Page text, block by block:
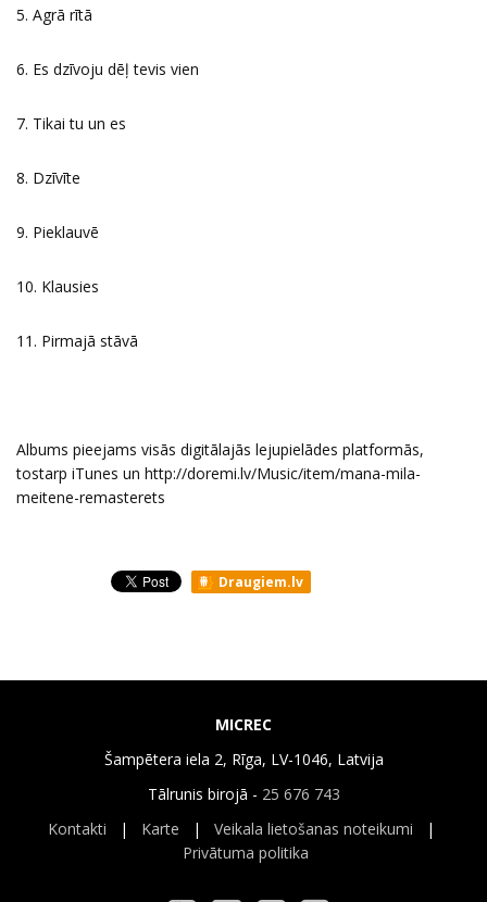
5. Agrā rītā
6. Es dzīvoju dēļ tevis vien
7. Tikai tu un es
8. Dzīvīte
9. Pieklauvē
10. Klausies
11. Pirmajā stāvā
Albums pieejams visās digitālajās lejupielādes platformās,
tostarp iTunes un http://doremi.lv/Music/item/mana-mila-
meitene-remasterets
Draugiem.lv
MICREC
Šampētera iela 2, Rīga, LV-1046, Latvija
Tālrunis birojā - 25 676 743
Kontakti | Karte | Veikala lietošanas noteikumi |
Privātuma politika